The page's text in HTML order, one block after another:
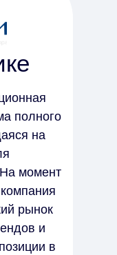
полного
на
На момент
рынок
и
в